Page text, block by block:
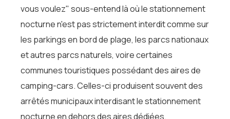
vous voulez" sous-entend là où le stationnement
nocturne n'est pas strictement interdit comme sur
les parkings en bord de plage, les parcs nationaux
et autres parcs naturels, voire certaines
communes touristiques possédant des aires de
camping-cars. Celles-ci produisent souvent des
arrêtés municipaux interdisant le stationnement
nocturne en dehors des aires dédiées.